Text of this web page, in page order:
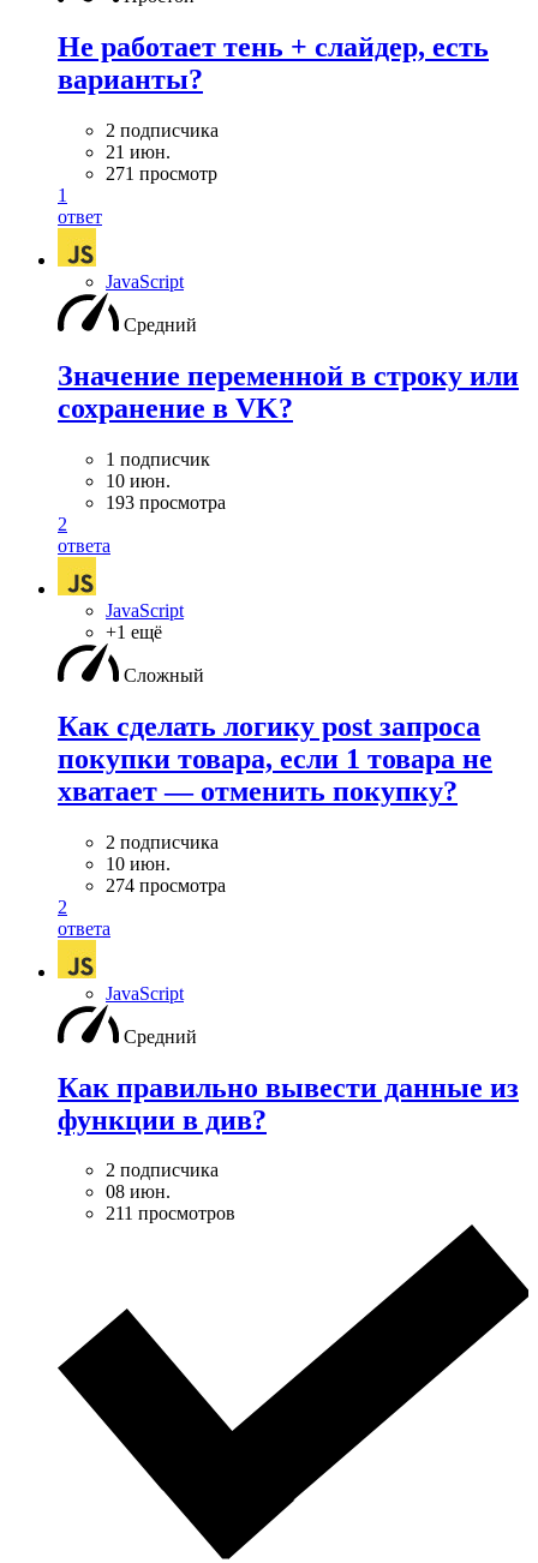
Не работает тень + слайдер, есть
варианты?
2 подписчика
21 июн.
271 просмотр
1
ответ
JavaScript
Средний
Значение переменной в строку или
сохранение в VK?
1 подписчик
10 июн.
193 просмотра
2
ответа
JavaScript
+1 ещё
Сложный
Как сделать логику post запроса
покупки товара, если 1 товара не
хватает — отменить покупку?
2 подписчика
10 июн.
274 просмотра
2
ответа
JavaScript
Средний
Как правильно вывести данные из
функции в див?
2 подписчика
08 июн.
211 просмотров